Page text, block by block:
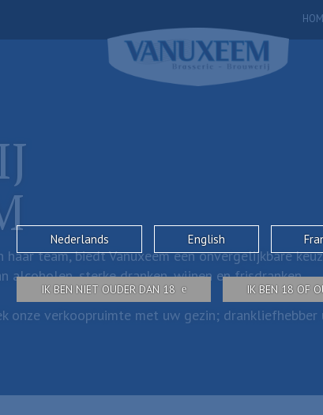
team, biedt Vanuxeem een onvergelijkbare
alcoholen, sterke dranken, wijnen en frisdranken.
onze verkoopruimte met uw gezin;
Nederlands English
IK BEN NIET OUDER DAN 18 IK BEN 18 OF